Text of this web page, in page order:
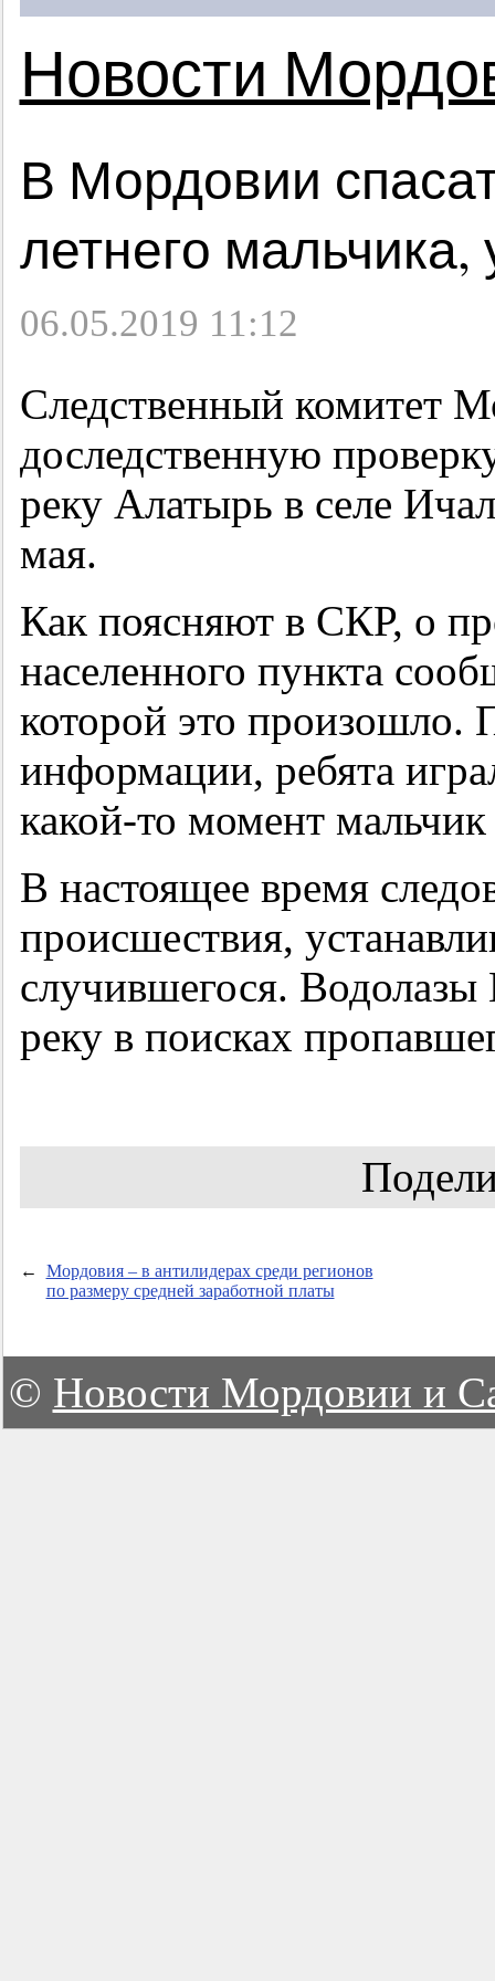
Новости
В Мордовии
летнего
06.05.2019 11:12
Следственный комитет
доследственную
реку Алатырь в селе
мая.
Как поясняют в СКР, о
населенного пункта
которой это произошло.
информации, ребята
какой-то момент
В настоящее время
происшествия,
случившегося.
реку в поисках
←
Мордовия – в антилидерах среди регионов
по размеру средней заработной платы
© Новости Мордовии и